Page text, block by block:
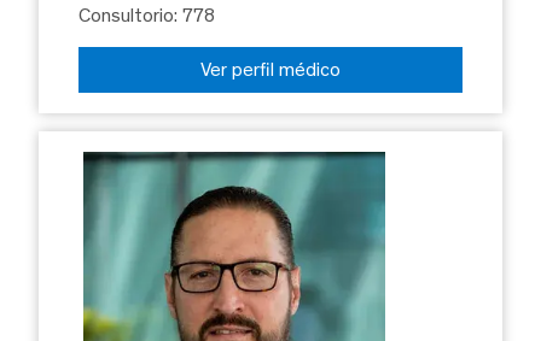
Consultorio: 778
Ver perfil médico